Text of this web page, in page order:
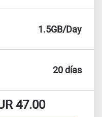
1.5GB/Day
20 días
47.00